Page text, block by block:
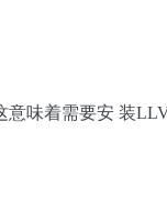
味着需要安 装